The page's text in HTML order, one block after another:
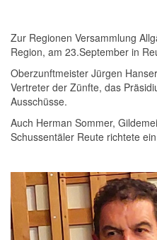
Zur Regionen Versammlung
Region, am 23.September in
Oberzunftmeister Jürgen
Vertreter der Zünfte, das
Ausschüsse.
Auch Herman Sommer,
Schussentäler Reute richtete